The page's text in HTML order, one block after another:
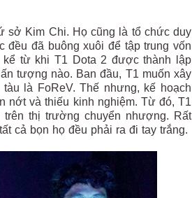
sở Kim Chi. Họ cũng là tổ chức duy
đều đã buông xuôi để tập trung vốn
từ khi T1 Dota 2 được thành lập
tượng nào. Ban đầu, T1 muốn xây
là FoReV. Thế nhưng, kế hoạch
nớt và thiếu kinh nghiệm. Từ đó, T1
thị trường chuyển nhượng. Rất
cả bọn họ đều phải ra đi tay trắng.